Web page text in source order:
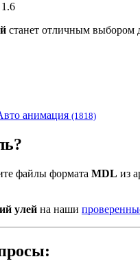
станет отличным выбором
анимация (1818)
файлы формата MDL из
улей на наши